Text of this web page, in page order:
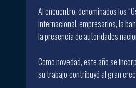
Al encuentro, denominados los
internacional, empresarios, la
la presencia de autoridades
Como novedad, este año se
su trabajo contribuyó al gran